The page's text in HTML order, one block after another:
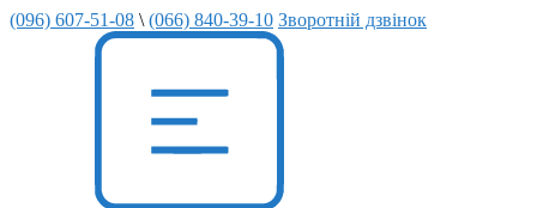
(096) 607-51-08 \ (066) 840-39-10 Зворотній дзвінок